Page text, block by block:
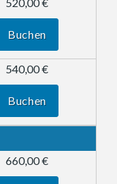
520,00 €
Buchen
540,00 €
Buchen
660,00 €